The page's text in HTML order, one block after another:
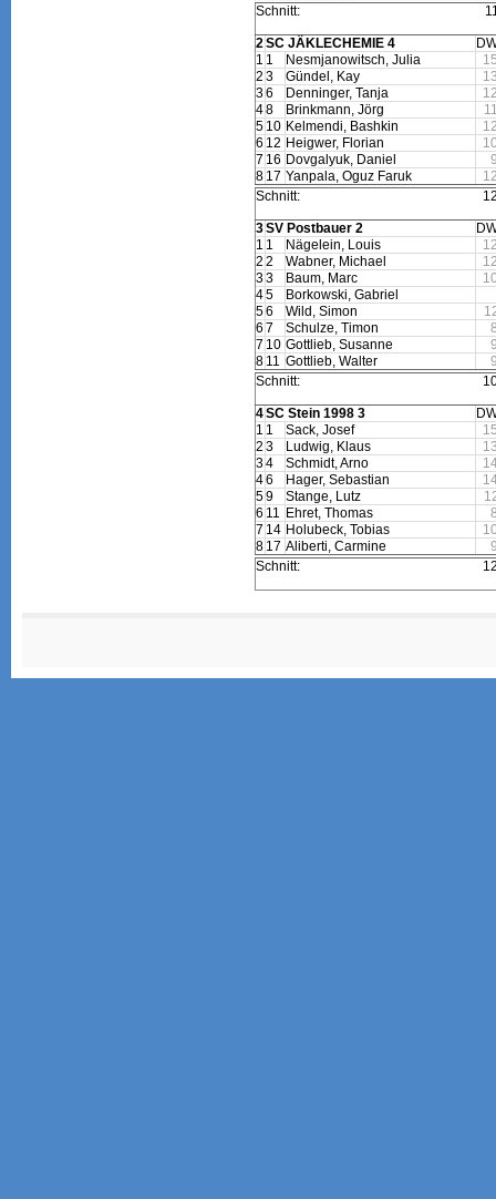
Schnitt:
2 SC JÄKLECHEMIE 4
1 1 Nesmjanowitsch, Julia
2 3 Gündel, Kay
36 Denninger, Tanja
48 Brinkmann, Jörg
5 10 Kelmendi, Bashkin
6 12 Heigwer, Florian
7 16 Dovgalyuk, Daniel
8 17 Yanpala, Oguz Faruk
Schnitt:
3SV Postbauer 2
1 1 Nägelein, Louis
2 2 Wabner, Michael
33 Baum, Marc
45
Borkowski, Gabriel
56 Wild, Simon
6 7 Schulze, Timon
7 10 Gottlieb, Susanne
8 11 Gottlieb, Walter
Schnitt:
4SC Stein 1998 3
1 1 Sack, Josef
2 3 Ludwig, Klaus
34 Schmidt, Arno
46 Hager, Sebastian
59 Stange, Lutz
6 11 Ehret, Thomas
7 14 Holubeck, Tobias
8 17 Aliberti, Carmine
Schnitt: